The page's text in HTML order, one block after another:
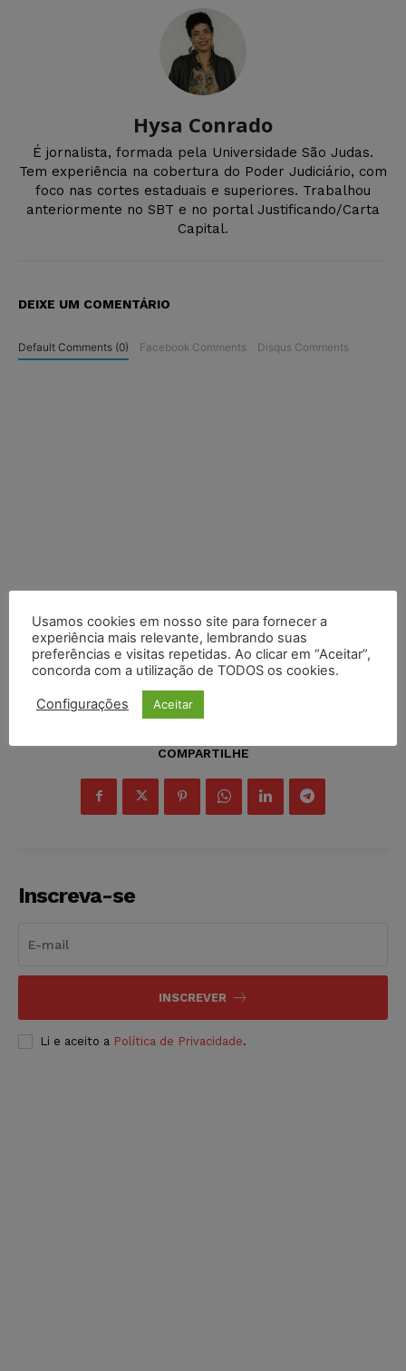
Hysa Conrado
É jornalista, formada pela Universidade São Judas.
Tem experiência na cobertura do Poder Judiciário, com
foco nas cortes estaduais e superiores. Trabalhou
anteriormente no SBT e no portal Justificando/Carta
Capital.
DEIXE UM COMENTÁRIO
Default Comments (0) Facebook Comments Disqus Comments
COMPARTILHE
Inscreva-se
INSCREVER
Li e aceito a Política de Privacidade.
Usamos cookies em nosso site para fornecer a
experiência mais relevante, lembrando suas
preferências e visitas repetidas. Ao clicar em “Aceitar”,
concorda com a utilização de TODOS os cookies.
Configurações Aceitar